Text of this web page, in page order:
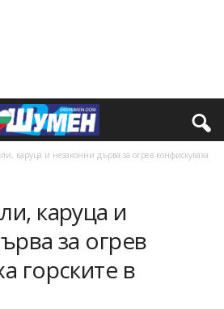
каруца и незаконни дърва за огрев конфискуваха
каруца и
за огрев
горските в